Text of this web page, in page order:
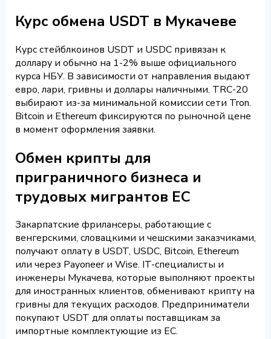
Курс обмена USDT в Мукачеве
Курс стейблкоинов USDT и USDC привязан к
доллару и обычно на 1-2% выше официального
курса НБУ. В зависимости от направления выдают
евро, лари, гривны и доллары наличными. TRC-20
выбирают из-за минимальной комиссии сети Tron.
Bitcoin и Ethereum фиксируются по рыночной цене
в момент оформления заявки.
Обмен крипты для
приграничного бизнеса и
трудовых мигрантов ЕС
Закарпатские фрилансеры, работающие с
венгерскими, словацкими и чешскими заказчиками,
получают оплату в USDT, USDC, Bitcoin, Ethereum
или через Payoneer и Wise. IT-специалисты и
инженеры Мукачева, которые выполняют проекты
для иностранных клиентов, обменивают крипту на
гривны для текущих расходов. Предприниматели
покупают USDT для оплаты поставщикам за
импортные комплектующие из ЕС.